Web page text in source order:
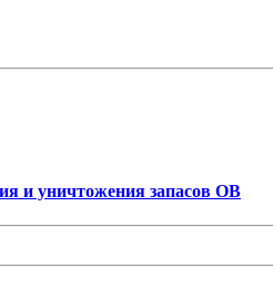
и уничтожения запасов ОВ